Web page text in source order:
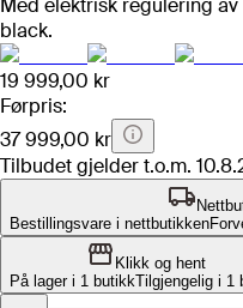
Med elektrisk regulering
black.
19 999,00 kr
Førpris:
37 999,00 kr
Tilbudet gjelder t.o.m.
Bestillingsvare i nettbutikken
Klikk og hent
På lager i 1 butikkTilgjengelig i 1